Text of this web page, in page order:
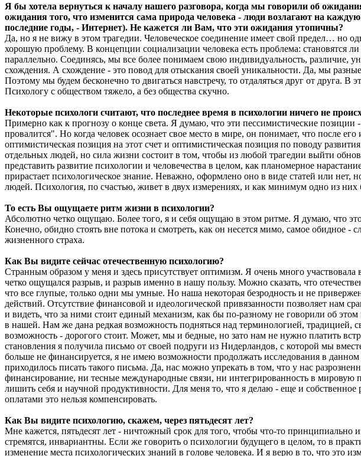
Я бы хотела вернуться к началу нашего разговора, когда мы говорили об
ожидания того, что изменится сама природа человека - люди возлагают на
последние годы, - Интернет). Не кажется ли Вам, что эти ожидания утопичны?
Да, но я не вижу в этом трагедии. Человеческое соединение имеет свой предел… но
хорошую проблему. В концепции социализации человека есть проблема: становятся
параллельно. Соединясь, мы все более понимаем свою индивидуальность, различие,
схождения. А схождение - это повод для отыскания своей уникальности. Да, мы
Поэтому мы будем бесконечно то двигаться навстречу, то отдаляться друг от друга.
Психологу с обществом тяжело, а без общества скучно.
Некоторые психологи считают, что последнее время в психологии ничего не
Примерно как к прогнозу о конце света. Я думаю, что эти пессимистические
провалится". Но когда человек осознает свое место в мире, он понимает, что после
оптимистическая позиция на этот счет и оптимистическая позиция по поводу
отдельных людей, но сила жизни состоит в том, чтобы из любой трагедии выйти
представить развитие психологии и человечества в целом, как планомерное
прирастает психологическое знание. Неважно, оформлено оно в виде статей или
людей. Психология, по счастью, живет в двух измерениях, и как минимум одно из них
То есть Вы ощущаете ритм жизни в психологии?
Абсолютно четко ощущаю. Более того, я и себя ощущаю в этом ритме. Я думаю, что
Конечно, обидно стоять вне потока и смотреть, как он несется мимо, самое
жизненного страха.
Как Вы видите сейчас отечественную психологию?
Странным образом у меня и здесь присутствует оптимизм. Я очень много
четко ощущался разрыв, и разрыв именно в нашу пользу. Можно сказать, что
что все глупые, только одни мы умные. Но наша некоторая безродность и не
действий. Отсутствие финансовой и идеологической привязанности позволяет нам
и видеть, что за ними стоит единый механизм, как бы по-разному не говорили об
в нашей. Нам же дана редкая возможность подняться над терминологией,
возможность - дорогого стоит. Может, мы и бедные, но зато нам не нужно платить
становления я получила письмо от своей подруги из Нидерландов, с которой мы
больше не финансируется, я не имею возможности продолжать исследования в
приходилось писать такого письма. Да, нас можно упрекать в том, что у нас
финансирование, ни тесные международные связи, ни интегрированность в мировую
лишить себя и научной продуктивности. Для меня то, что я делаю - еще и
оплатами это нельзя компенсировать.
Как Вы видите психологию, скажем, через пятьдесят лет?
Мне кажется, пятьдесят лет - ничтожный срок для того, чтобы что-то
стремятся, инвариантны. Если же говорить о психологии будущего в целом, то в
изменение места психологических знаний в голове человека. И я верю в то, что это